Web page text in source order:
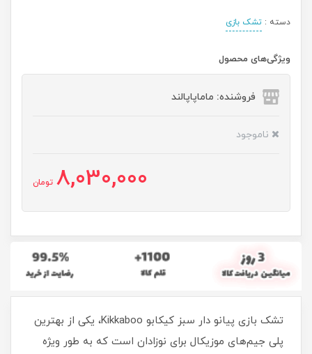
دسته : تشک بازی
ویژگی‌های محصول
فروشنده: ماماپاپالند
ناموجود
8,030,000 تومان
تشک بازی پیانو دار سبز کیکابو Kikkaboo، یکی از بهترین
پلی جیم‌های موزیکال برای نوزادان است که به طور ویژه